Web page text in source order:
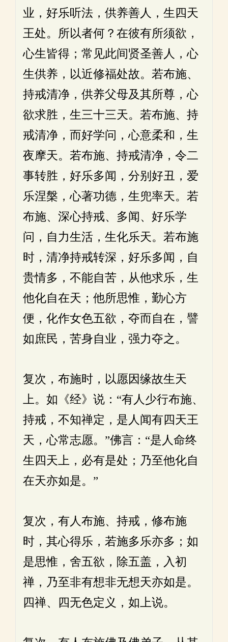
业，好乐听法，供养善人，生四天
王处。所以者何？在彼有所须欲，
心生皆得；常见此间贤圣善人，心
生供养，以近修福处故。若布施、
持戒清净，供养父母及其所尊，心
欲求胜，生三十三天。若布施、持
戒清净，而好学问，心意柔和，生
夜摩天。若布施、持戒清净，令二
事转胜，好乐多闻，分别好丑，爱
乐涅槃，心著功德，生兜率天。若
布施、深心持戒、多闻、好乐学
问，自力生活，生化乐天。若布施
时，清净持戒转深，好乐多闻，自
贵情多，不能自苦，从他求乐，生
他化自在天；他所思惟，勤心方
便，化作女色五欲，夺而自在，譬
如庶民，苦身自业，强力夺之。
复次，布施时，以愿因缘故生天
上。如《经》说：“有人少行布施、
持戒，不知禅定，是人闻有四天王
天，心常志愿。”佛言：“是人命终
生四天上，必有是处；乃至他化自
在天亦如是。”
复次，有人布施、持戒，修布施
时，其心得乐，若施多乐亦多；如
是思惟，舍五欲，除五盖，入初
禅，乃至非有想非无想天亦如是。
四禅、四无色定义，如上说。